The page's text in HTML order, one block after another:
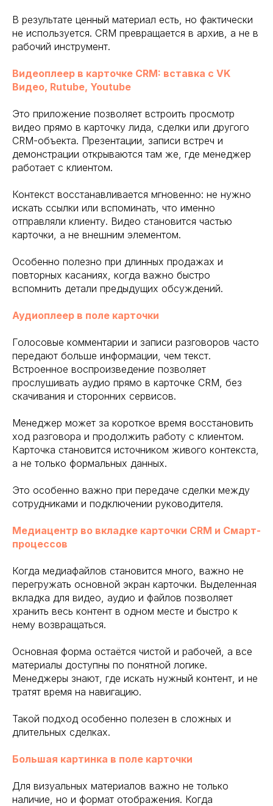
В результате ценный материал есть, но фактически
не используется. CRM превращается в архив, а не в
рабочий инструмент.
Видеоплеер в карточке CRM: вставка с VK
Видео, Rutube, Youtube
Это приложение позволяет встроить просмотр
видео прямо в карточку лида, сделки или другого
CRM-объекта. Презентации, записи встреч и
демонстрации открываются там же, где менеджер
работает с клиентом.
Контекст восстанавливается мгновенно: не нужно
искать ссылки или вспоминать, что именно
отправляли клиенту. Видео становится частью
карточки, а не внешним элементом.
Особенно полезно при длинных продажах и
повторных касаниях, когда важно быстро
вспомнить детали предыдущих обсуждений.
Аудиоплеер в поле карточки
Голосовые комментарии и записи разговоров часто
передают больше информации, чем текст.
Встроенное воспроизведение позволяет
прослушивать аудио прямо в карточке CRM, без
скачивания и сторонних сервисов.
Менеджер может за короткое время восстановить
ход разговора и продолжить работу с клиентом.
Карточка становится источником живого контекста,
а не только формальных данных.
Это особенно важно при передаче сделки между
сотрудниками и подключении руководителя.
Медиацентр во вкладке карточки CRM и Смарт-
процессов
Когда медиафайлов становится много, важно не
перегружать основной экран карточки. Выделенная
вкладка для видео, аудио и файлов позволяет
хранить весь контент в одном месте и быстро к
нему возвращаться.
Основная форма остаётся чистой и рабочей, а все
материалы доступны по понятной логике.
Менеджеры знают, где искать нужный контент, и не
тратят время на навигацию.
Такой подход особенно полезен в сложных и
длительных сделках.
Большая картинка в поле карточки
Для визуальных материалов важно не только
наличие, но и формат отображения. Когда